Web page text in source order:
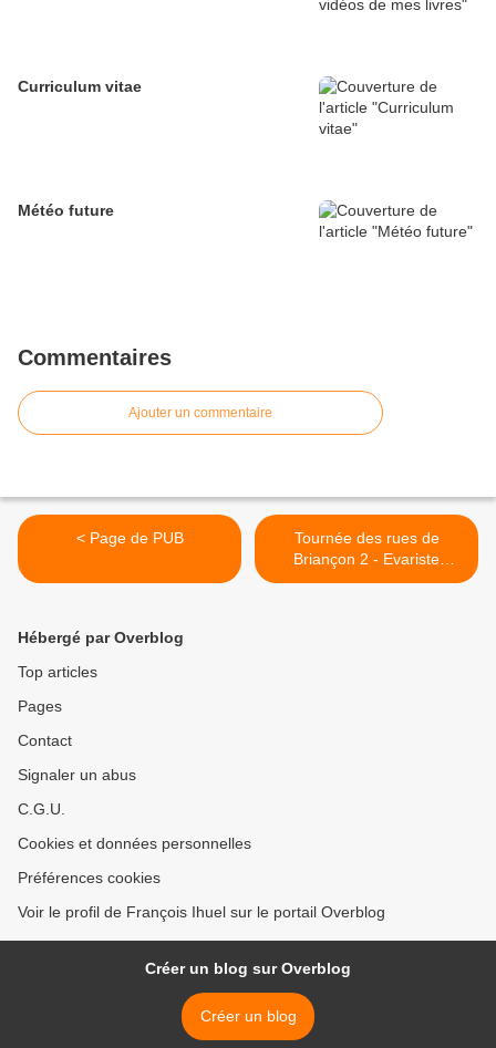
Curriculum vitae
Météo future
Commentaires
Ajouter un commentaire
< Page de PUB
Tournée des rues de
Briançon 2 - Evariste
Cancel >
Hébergé par Overblog
Top articles
Pages
Contact
Signaler un abus
C.G.U.
Cookies et données personnelles
Préférences cookies
Voir le profil de François Ihuel sur le portail Overblog
Créer un blog sur Overblog
Créer un blog